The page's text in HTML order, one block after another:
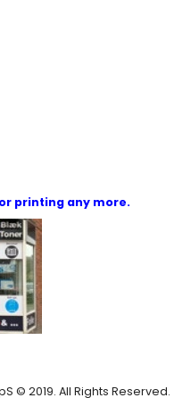
printing any more.
© 2019. All Rights Reserved.